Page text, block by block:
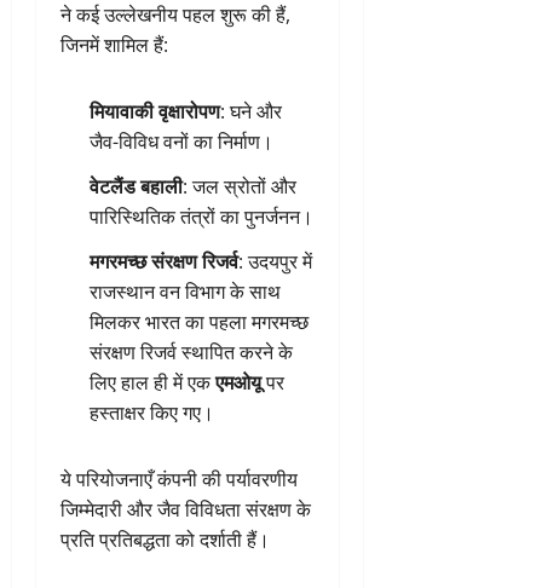
ने कई उल्लेखनीय पहल शुरू की हैं,
जिनमें शामिल हैं:
मियावाकी वृक्षारोपण: घने और
जैव-विविध वनों का निर्माण।
वेटलैंड बहाली: जल स्रोतों और
पारिस्थितिक तंत्रों का पुनर्जनन।
मगरमच्छ संरक्षण रिजर्व: उदयपुर में
राजस्थान वन विभाग के साथ
मिलकर भारत का पहला मगरमच्छ
संरक्षण रिजर्व स्थापित करने के
लिए हाल ही में एकएमओयूपर
हस्ताक्षर किए गए।
ये परियोजनाएँ कंपनी की पर्यावरणीय
जिम्मेदारी और जैव विविधता संरक्षण के
प्रति प्रतिबद्धता को दर्शाती हैं।